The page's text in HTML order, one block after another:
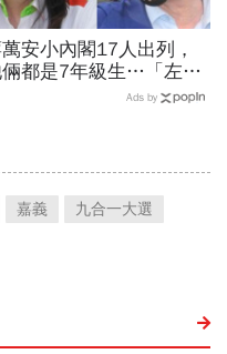
安小內閣17人出列，
都是7年級生…「左右
」名單傳拍板！李四川、
Ads by
嘉義
九合一大選